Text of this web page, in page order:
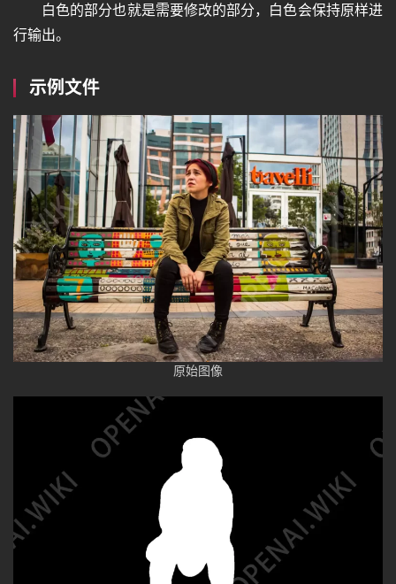
白色的部分也就是需要修改的部分，白色会保持原样进
行输出。
示例文件
原始图像